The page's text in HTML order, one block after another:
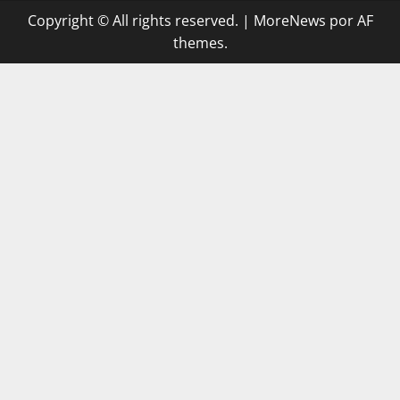
Copyright © All rights reserved. | MoreNews por AF
themes.